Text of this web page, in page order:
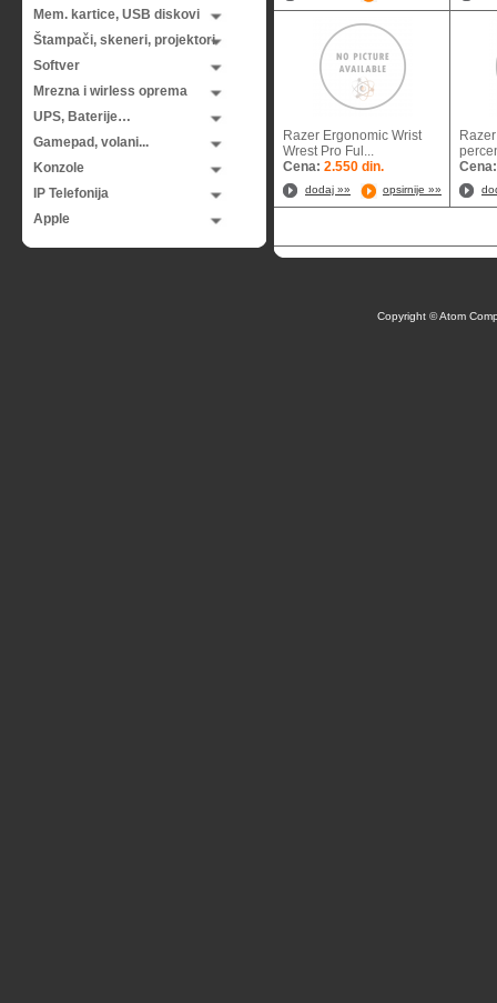
Mem. kartice, USB diskovi
Štampači, skeneri, projektori
Softver
Mrezna i wirless oprema
UPS, Baterije…
Gamepad, volani...
Konzole
IP Telefonija
Apple
Razer Ergonomic Wrist
Wrest Pro Ful...
Cena: 2.550 din.
dodaj »» opsirnije »»
Copyright © Atom